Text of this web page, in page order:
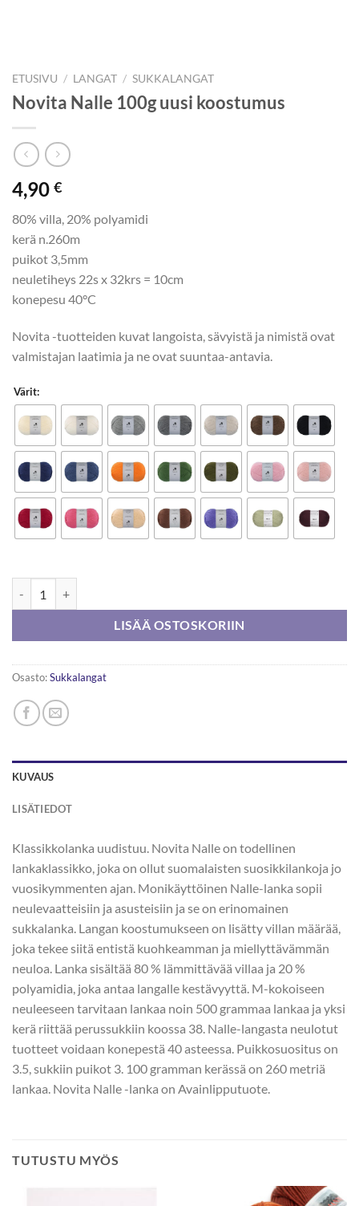
ETUSIVU / LANGAT / SUKKALANGAT
Novita Nalle 100g uusi koostumus
4,90 €
80% villa, 20% polyamidi
kerä n.260m
puikot 3,5mm
neuletiheys 22s x 32krs = 10cm
konepesu 40°C
Novita -tuotteiden kuvat langoista, sävyistä ja nimistä ovat
valmistajan laatimia ja ne ovat suuntaa-antavia.
Värit:
LISÄÄ OSTOSKORIIN
Osasto:Sukkalangat
KUVAUS
LISÄTIEDOT
Klassikkolanka uudistuu. Novita Nalle on todellinen
lankaklassikko, joka on ollut suomalaisten suosikkilankoja jo
vuosikymmenten ajan. Monikäyttöinen Nalle-lanka sopii
neulevaatteisiin ja asusteisiin ja se on erinomainen
sukkalanka. Langan koostumukseen on lisätty villan määrää,
joka tekee siitä entistä kuohkeamman ja miellyttävämmän
neuloa. Lanka sisältää 80 % lämmittävää villaa ja 20 %
polyamidia, joka antaa langalle kestävyyttä. M-kokoiseen
neuleeseen tarvitaan lankaa noin 500 grammaa lankaa ja yksi
kerä riittää perussukkiin koossa 38. Nalle-langasta neulotut
tuotteet voidaan konepestä 40 asteessa. Puikkosuositus on
3.5, sukkiin puikot 3. 100 gramman kerässä on 260 metriä
lankaa. Novita Nalle -lanka on Avainlipputuote.
TUTUSTU MYÖS